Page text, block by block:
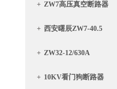
+ ZW7高压真空断路器
+ 西安曙辰ZW7-40.5
+ ZW32-12/630A
+ 10KV看门狗断路器